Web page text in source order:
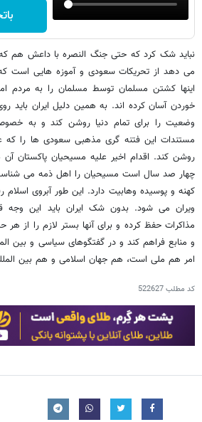
نباید شک کرد که حتی جنگ النصره با داعش هم
می دهد از تحریکات سعودی و آموزه هایی است
اینها کشتن مسلمان توسط مسلمان را به مردم
خوردن آسان کرده اند. به همین دلیل ایران باید
وضعیت را برای تمام دنیا روشن کند و به
مستندات این فتنه گری مذهبی سعودی ها را که
روشن کند. اقدام اخیر علیه مسیحیان پاکستان
چهار صد سال است مسیحیان را اهل ذمه می
کهنه و پوسیده وهابیت دارد. این طور آبروی اسلام
ویران می شود. بدون شک ایران باید این وجه
مذاکرات حفظ کرده و برای آنها بستر لازم را از
و منابع فراهم کند و در گفتگوهای سیاسی و بین
امر هم ملی است، هم جهان اسلامی و هم بین
کد مطلب522627